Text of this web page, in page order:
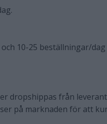
10-25 beställningar/dag
dropshippas från
på marknaden för att